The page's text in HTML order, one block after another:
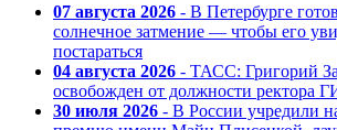
07 августа 2026 - В Петербурге
солнечное затмение — чтобы его
постараться
04 августа 2026 - ТАСС: Григорий
освобожден от должности ректора
30 июля 2026 - В России учредили